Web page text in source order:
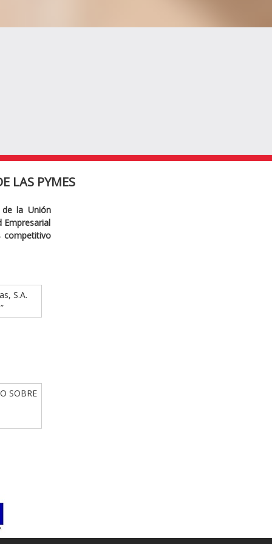
LAS PYMES
de la Unión
Empresarial
competitivo
S.A.
SOBRE